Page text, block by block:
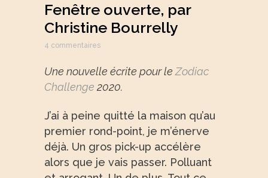
Fenêtre ouverte, par
Christine Bourrelly
4 commentaires
Une nouvelle écrite pour le Zodiac
Challenge 2020.
J’ai à peine quitté la maison qu’au
premier rond-point, je m’énerve
déjà. Un gros pick-up accélère
alors que je vais passer. Polluant